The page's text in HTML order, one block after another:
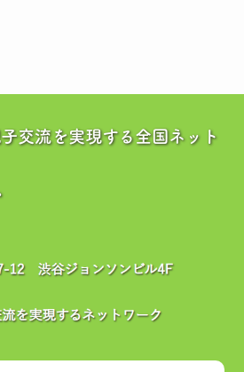
交流を実現する全国ネット